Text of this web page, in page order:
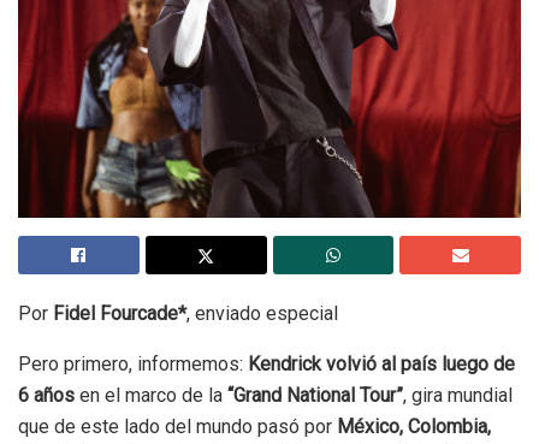
Por Fidel Fourcade*, enviado especial
Pero primero, informemos: Kendrick volvió al país luego de
6 años en el marco de la “Grand National Tour”, gira mundial
que de este lado del mundo pasó por México, Colombia,